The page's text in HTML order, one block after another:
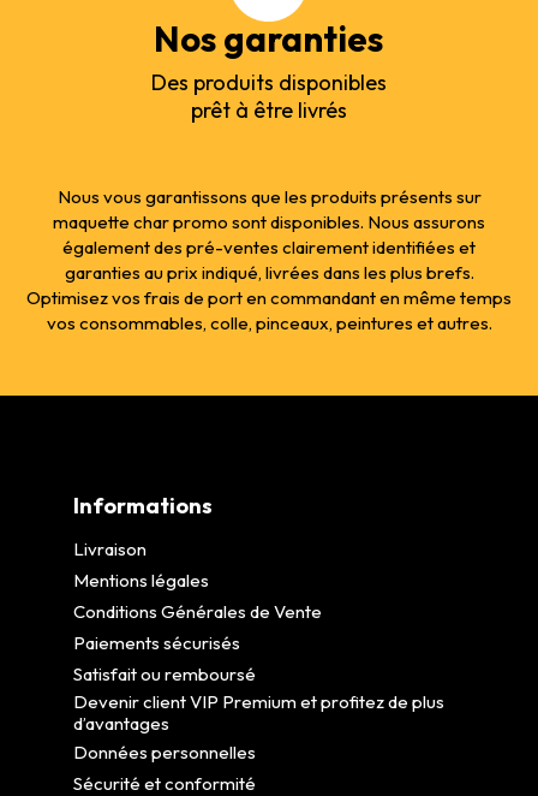
Nos garanties
Des produits disponibles
prêt à être livrés
Nous vous garantissons que les produits présents sur
maquette char promo sont disponibles. Nous assurons
également des pré-ventes clairement identifiées et
garanties au prix indiqué, livrées dans les plus brefs.
Optimisez vos frais de port en commandant en même temps
vos consommables, colle, pinceaux, peintures et autres.
Informations
Livraison
Mentions légales
Conditions Générales de Vente
Paiements sécurisés
Satisfait ou remboursé
Devenir client VIP Premium et profitez de plus
d’avantages
Données personnelles
Sécurité et conformité